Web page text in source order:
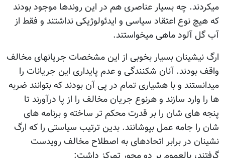
میکردند. چه بسیار عناصری هم در این روندها موجود بودند
که هیچ نوع اعتقاد سیاسی و ایدئولوژیکی نداشتند و فقط از
آب گل آلود ماهی میخواستند.
ارگ نیشینان بسیار بخوبی از این مشخصات جریانهای مخالف
واقف بودند. آنان شکنندگی و عدم پایداری این جریانات را
میدانستند و با هشیاری تمام در پی آن بودند که بتوانند ضربه
ها را وارد سازند و هرنوع جریان مخالف را از پا درآورند تا
پنجه های شان را بر قدرت محکم تر ساخته و برنامه های
شان را جامه عمل بپوشانند. بدین ترتیب سیاستی را که ارگ
نشینان در برابر اتحادهای به اصطلاح مخالف رویدست